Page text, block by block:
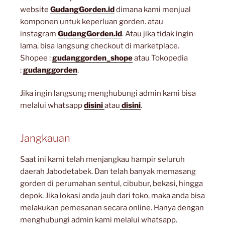
website GudangGorden.iddimana kami menjual
komponen untuk keperluan gorden. atau
instagram GudangGorden.id. Atau jika tidak ingin
lama, bisa langsung checkout di marketplace.
Shopee :gudanggorden_shopeatau Tokopedia
:gudanggorden.
Jika ingin langsung menghubungi admin kami bisa
melalui whatsappdisiniatau disini.
Jangkauan
Saat ini kami telah menjangkau hampir seluruh
daerah Jabodetabek. Dan telah banyak memasang
gorden di perumahan sentul, cibubur, bekasi, hingga
depok. Jika lokasi anda jauh dari toko, maka anda bisa
melakukan pemesanan secara online. Hanya dengan
menghubungi admin kami melalui whatsapp.